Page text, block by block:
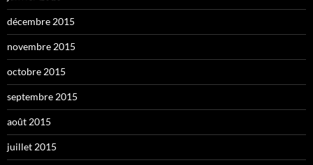
décembre 2015
novembre 2015
octobre 2015
septembre 2015
août 2015
juillet 2015